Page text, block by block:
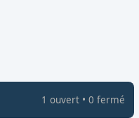
1 ouvert• 0 fermé